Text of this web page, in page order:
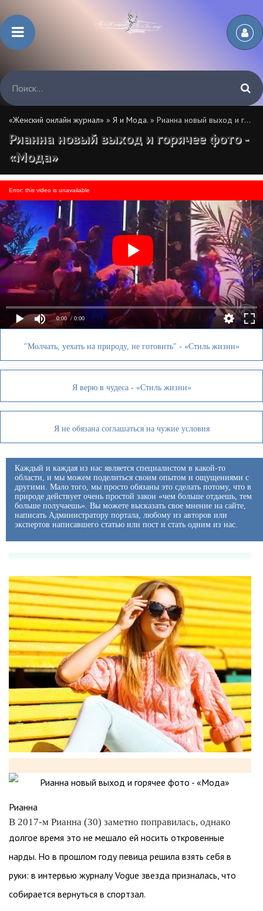
«Женский онлайн журнал» » Я и Мода. » Рианна новый выход и горячее фото - «Мода»
Рианна новый выход и горячее фото -
«Мода»
0:00 / 0:00
Error: this video is unavailable
"Молчать, уехать на природу, не готовить" - «Стиль жизни»
Я верю в чудеса - «Стиль жизни»
Я не обязана соглашаться на чужие условия
Каждый и каждая из нас является специалистом в какой-то
области, и мы можем поделиться своим опытом и ощущениями с
другими. Мало того, мы просто обязаны это сделать потому, что в
природе действует очень простой закон «чем больше отдаешь, тем
больше получаешь». Вы можете высказать свое мнение на сайте,
написать Администратору портала, любому из авторов или
экспертов написавшего статью или пост и стать одним из нас.
Рианна
В 2017-м Рианна (30) заметно поправилась, однако
долгое время это не мешало ей носить откровенные
нарды. Но в прошлом году певица решила взять себя в
руки: в интервью журналу Vogue звезда призналась, что
собирается вернуться в спортзал.